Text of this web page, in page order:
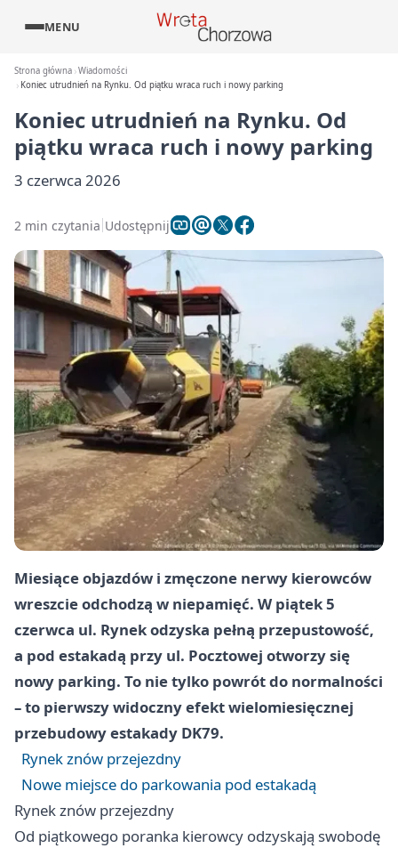
MENU
Strona główna Wiadomości
Koniec utrudnień na Rynku. Od piątku wraca ruch i nowy parking
Koniec utrudnień na Rynku. Od
piątku wraca ruch i nowy parking
3 czerwca 2026
2 min czytania Udostępnij
Miesiące objazdów i zmęczone nerwy kierowców
wreszcie odchodzą w niepamięć. W piątek 5
czerwca ul. Rynek odzyska pełną przepustowość,
a pod estakadą przy ul. Pocztowej otworzy się
nowy parking. To nie tylko powrót do normalności
– to pierwszy widoczny efekt wielomiesięcznej
przebudowy estakady DK79.
Rynek znów przejezdny
Nowe miejsce do parkowania pod estakadą
Rynek znów przejezdny
Od piątkowego poranka kierowcy odzyskają swobodę